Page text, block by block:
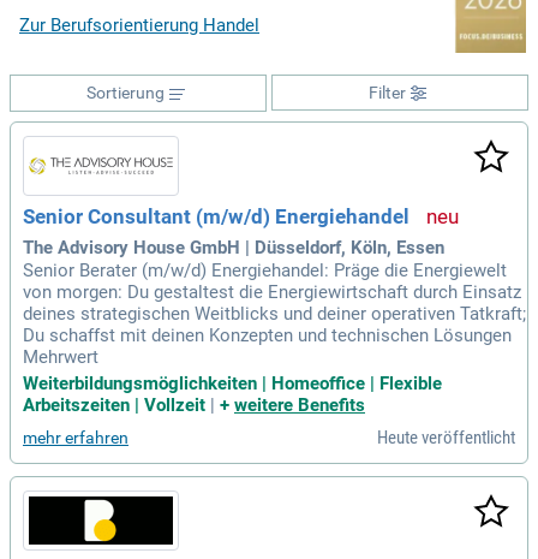
Zur Berufsorientierung Handel
Filter
Sortierung
Senior Consultant (m/w/d) Energiehandel
The Advisory House GmbH | Düsseldorf, Köln, Essen
Senior Berater (m/w/d) Energiehandel: Präge die Energiewelt
von morgen: Du gestaltest die Energiewirtschaft durch Einsatz
deines strategischen Weitblicks und deiner operativen Tatkraft;
Du schaffst mit deinen Konzepten und technischen Lösungen
Mehrwert
Weiterbildungsmöglichkeiten | Homeoffice | Flexible
Arbeitszeiten | Vollzeit | + weitere Benefits
mehr erfahren Heute veröffentlicht